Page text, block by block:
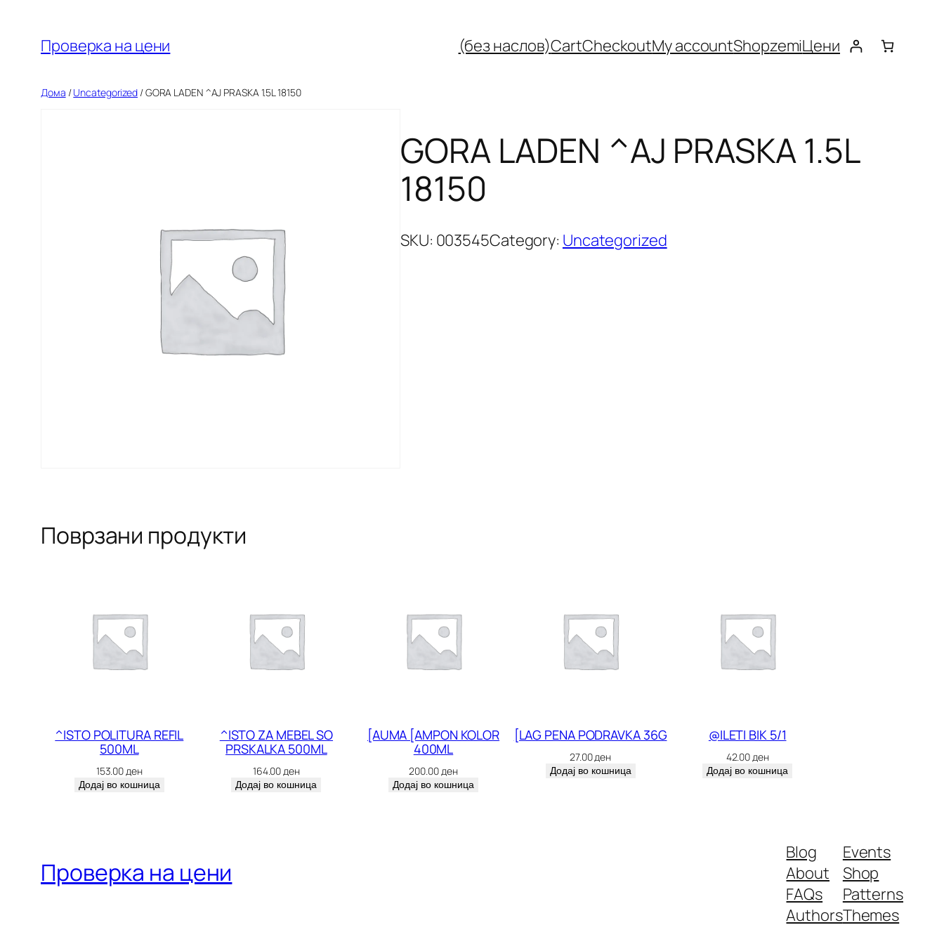
содржината
Проверка на цени (без наслов)CartCheckoutMy accountShopzemiЦени
Дома /Uncategorized / GORA LADEN ^AJ PRASKA 1.5L 18150
GORA LADEN ^AJ PRASKA 1.5L
18150
SKU: 003545Category: Uncategorized
Поврзани продукти
^ISTO POLITURA REFIL
500ML
153.00 ден
Додај во кошница
^ISTO ZA MEBEL SO
PRSKALKA 500ML
164.00 ден
Додај во кошница
[AUMA [AMPON KOLOR
400ML
200.00 ден
Додај во кошница
[LAG PENA PODRAVKA 36G
27.00ден
Додај во кошница
@ILETI BIK 5/1
42.00 ден
Додај во кошница
Проверка на цени
Blog
About
FAQs
Authors
Events
Shop
Patterns
Themes